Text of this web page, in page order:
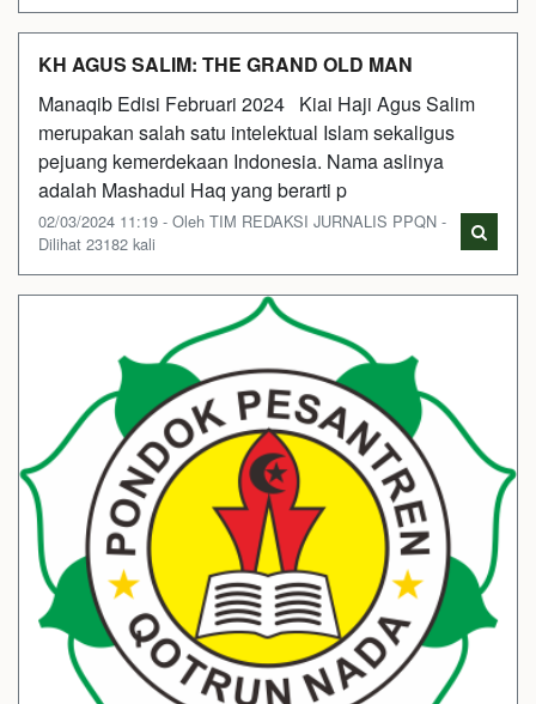
KH AGUS SALIM: THE GRAND OLD MAN
Manaqib Edisi Februari 2024 Kiai Haji Agus Salim
merupakan salah satu intelektual Islam sekaligus
pejuang kemerdekaan Indonesia. Nama aslinya
adalah Mashadul Haq yang berarti p
02/03/2024 11:19 - Oleh TIM REDAKSI JURNALIS PPQN -
Dilihat 23182 kali